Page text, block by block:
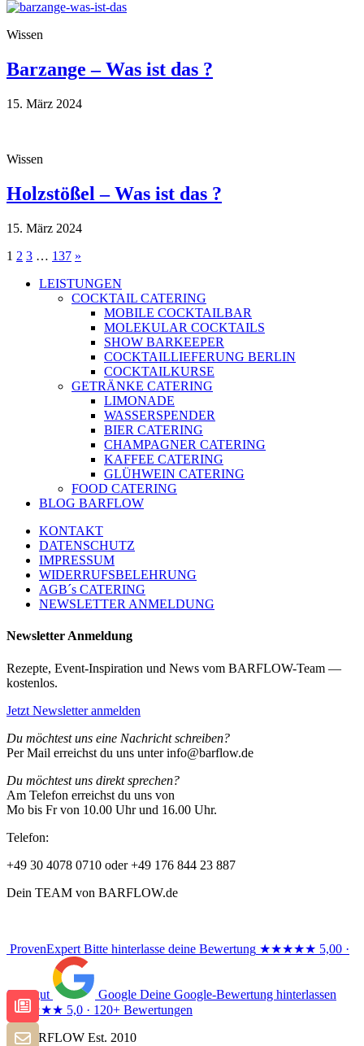
Wissen
Barzange – Was ist das ?
15. März 2024
Wissen
Holzstößel – Was ist das ?
15. März 2024
Seitennummerierung
der
Beiträge
1 2 3 … 137 »
LEISTUNGEN
COCKTAIL CATERING
MOBILE COCKTAILBAR
MOLEKULAR COCKTAILS
SHOW BARKEEPER
COCKTAILLIEFERUNG BERLIN
COCKTAILKURSE
GETRÄNKE CATERING
LIMONADE
WASSERSPENDER
BIER CATERING
CHAMPAGNER CATERING
KAFFEE CATERING
GLÜHWEIN CATERING
FOOD CATERING
BLOG BARFLOW
KONTAKT
DATENSCHUTZ
IMPRESSUM
WIDERRUFSBELEHRUNG
AGB´s CATERING
NEWSLETTER ANMELDUNG
Newsletter Anmeldung
Rezepte, Event-Inspiration und News vom BARFLOW-Team —
kostenlos.
Jetzt Newsletter anmelden
Du möchtest uns eine Nachricht schreiben?
Per Mail erreichst du uns unter info@barflow.de
Du möchtest uns direkt sprechen?
Am Telefon erreichst du uns von
Mo bis Fr von 10.00 Uhr und 16.00 Uhr.
Telefon:
+49 30 4078 0710 oder +49 176 844 23 887
Dein TEAM von BARFLOW.de
ProvenExpert Bitte hinterlasse deine Bewertung ★★★★★ 5,00 ·
Sehr gut Google Deine Google-Bewertung hinterlassen
★★★★★ 5,0 · 120+ Bewertungen
© BARFLOW Est. 2010